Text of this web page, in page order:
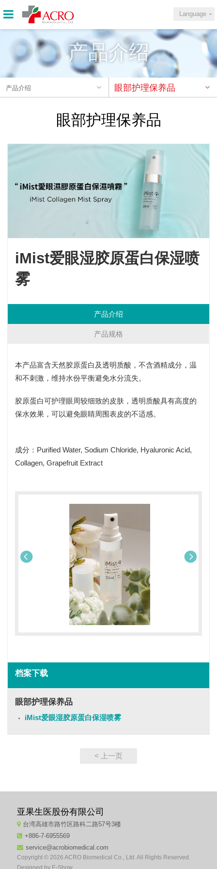
Language
产品介绍
产品介绍 眼部护理保养品
眼部护理保养品
iMist爱眼湿胶原蛋白保湿喷
雾
产品介绍
产品规格
本产品富含天然胶原蛋白及透明质酸，不含酒精成分，温
和不刺激，维持水份平衡避免水分流失。
胶原蛋白可护理眼周较细致的皮肤，透明质酸具有高度的
保水效果，可以避免眼睛周围表皮的不适感。
成分：Purified Water, Sodium Chloride, Hyaluronic Acid,
Collagen, Grapefruit Extract
档案下载
眼部护理保养品
iMist爱眼湿胶原蛋白保湿喷雾
< 上一页
亚果生医股份有限公司
台湾高雄市路竹区路科二路57号3楼
+886-7-6955569
service@acrobiomedical.com
Copyright © 2026 ACRO Biomedical Co., Ltd. All Rights Reserved.
Designed by E-Show